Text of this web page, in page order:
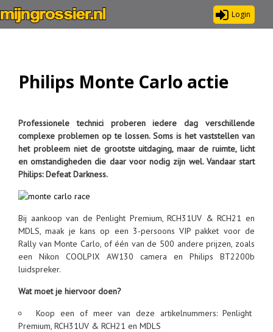
Login
Philips Monte Carlo actie
Professionele technici proberen iedere dag verschillende
complexe problemen op te lossen. Soms is het vaststellen van
het probleem niet de grootste uitdaging, maar de ruimte, licht
en omstandigheden die daar voor nodig zijn wel. Vandaar start
Philips: Defeat Darkness.
Bij aankoop van de Penlight Premium, RCH31UV & RCH21 en
MDLS, maak je kans op een 3-persoons VIP pakket voor de
Rally van Monte Carlo, of één van de 500 andere prijzen, zoals
een Nikon COOLPIX AW130 camera en Philips BT2200b
luidspreker.
Wat moet je hiervoor doen?
Koop een of meer van deze artikelnummers: Penlight
Premium, RCH31UV & RCH21 en MDLS